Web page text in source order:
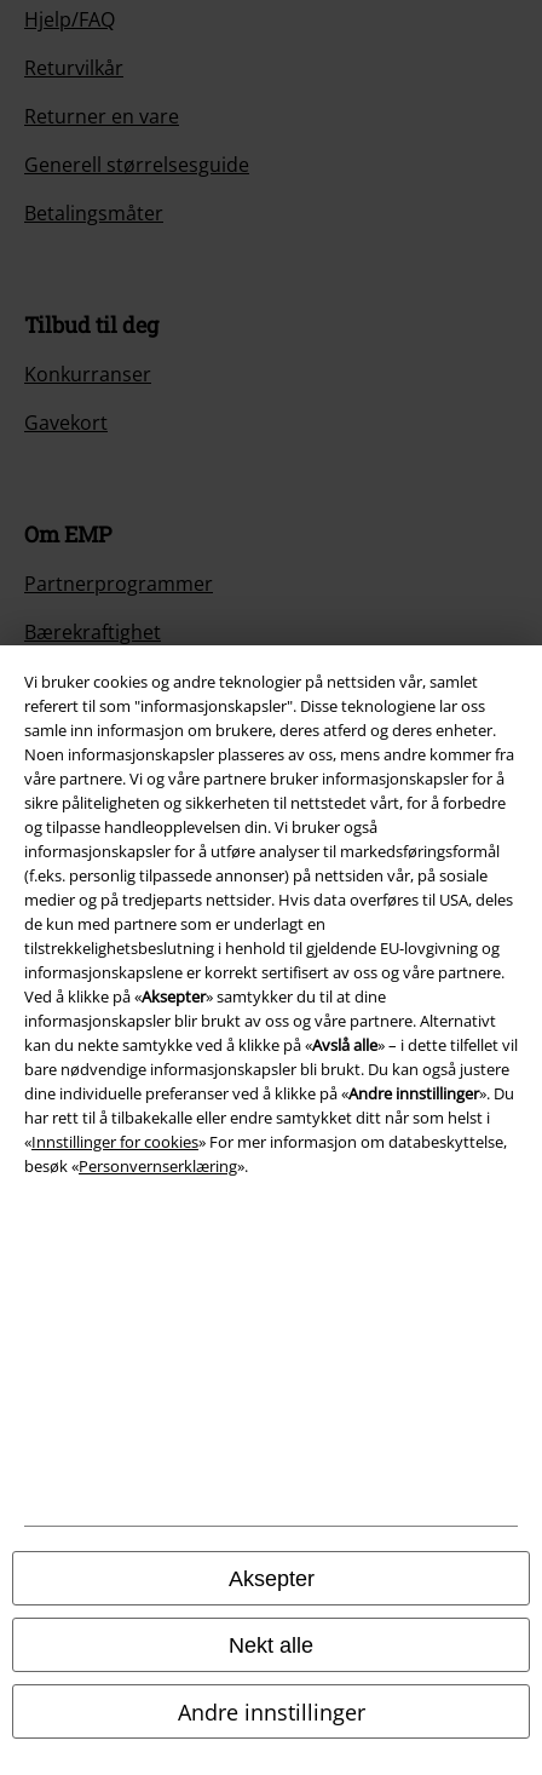
Vi bruker cookies og andre teknologier på nettsiden vår, samlet
referert til som "informasjonskapsler". Disse teknologiene lar oss
samle inn informasjon om brukere, deres atferd og deres enheter.
Noen informasjonskapsler plasseres av oss, mens andre kommer fra
våre partnere. Vi og våre partnere bruker informasjonskapsler for å
sikre påliteligheten og sikkerheten til nettstedet vårt, for å forbedre
og tilpasse handleopplevelsen din. Vi bruker også
informasjonskapsler for å utføre analyser til markedsføringsformål
(f.eks. personlig tilpassede annonser) på nettsiden vår, på sosiale
medier og på tredjeparts nettsider. Hvis data overføres til USA, deles
de kun med partnere som er underlagt en
tilstrekkelighetsbeslutning i henhold til gjeldende EU-lovgivning og
informasjonskapslene er korrekt sertifisert av oss og våre partnere.
Ved å klikke på «Aksepter» samtykker du til at dine
informasjonskapsler blir brukt av oss og våre partnere. Alternativt
kan du nekte samtykke ved å klikke på «Avslå alle» – i dette tilfellet vil
bare nødvendige informasjonskapsler bli brukt. Du kan også justere
dine individuelle preferanser ved å klikke på «Andre innstillinger». Du
har rett til å tilbakekalle eller endre samtykket ditt når som helst i
«Innstillinger for cookies» For mer informasjon om databeskyttelse,
besøk «Personvernserklæring».
Aksepter
Nekt alle
Andre innstillinger
Hjelp/FAQ
Returvilkår
Returner en vare
Generell størrelsesguide
Betalingsmåter
Tilbud til deg
Konkurranser
Gavekort
Om EMP
Partnerprogrammer
Bærekraftighet
Community
Betalingsmåter
A Warner Music Group Company